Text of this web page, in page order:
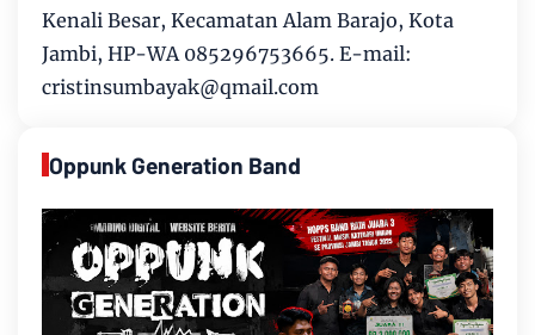
Kenali Besar, Kecamatan Alam Barajo, Kota
Jambi, HP-WA 085296753665. E-mail:
cristinsumbayak@qmail.com
Oppunk Generation Band